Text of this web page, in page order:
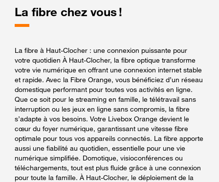
La fibre chez vous !
La fibre à Haut-Clocher : une connexion puissante pour
votre quotidien À Haut-Clocher, la fibre optique transforme
votre vie numérique en offrant une connexion internet stable
et rapide. Avec la Fibre Orange, vous bénéficiez d’un réseau
domestique performant pour toutes vos activités en ligne.
Que ce soit pour le streaming en famille, le télétravail sans
interruption ou les jeux en ligne sans compromis, la fibre
s’adapte à vos besoins. Votre Livebox Orange devient le
cœur du foyer numérique, garantissant une vitesse fibre
optimale pour tous vos appareils connectés. La fibre apporte
aussi une fiabilité au quotidien, essentielle pour une vie
numérique simplifiée. Domotique, visioconférences ou
téléchargements, tout est plus fluide grâce à une connexion
pour toute la famille. À Haut-Clocher, le déploiement de la